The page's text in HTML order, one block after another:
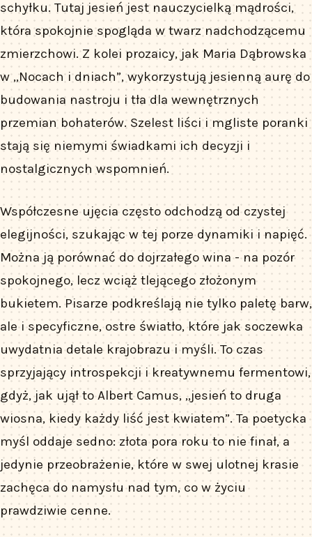
schyłku. Tutaj jesień jest nauczycielką mądrości,
która spokojnie spogląda w twarz nadchodzącemu
zmierzchowi. Z kolei prozaicy, jak Maria Dąbrowska
w „Nocach i dniach”, wykorzystują jesienną aurę do
budowania nastroju i tła dla wewnętrznych
przemian bohaterów. Szelest liści i mgliste poranki
stają się niemymi świadkami ich decyzji i
nostalgicznych wspomnień.
Współczesne ujęcia często odchodzą od czystej
elegijności, szukając w tej porze dynamiki i napięć.
Można ją porównać do dojrzałego wina - na pozór
spokojnego, lecz wciąż tlejącego złożonym
bukietem. Pisarze podkreślają nie tylko paletę barw,
ale i specyficzne, ostre światło, które jak soczewka
uwydatnia detale krajobrazu i myśli. To czas
sprzyjający introspekcji i kreatywnemu fermentowi,
gdyż, jak ujął to Albert Camus, „jesień to druga
wiosna, kiedy każdy liść jest kwiatem”. Ta poetycka
myśl oddaje sedno: złota pora roku to nie finał, a
jedynie przeobrażenie, które w swej ulotnej krasie
zachęca do namysłu nad tym, co w życiu
prawdziwie cenne.